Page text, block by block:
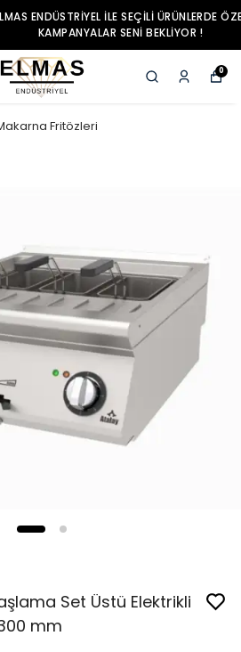
ILE SEÇILI ÜRÜNLERDE ÖZEL
SENI BEKLIYOR !
0
Fritözleri
Set Üstü Elektrikli
mm